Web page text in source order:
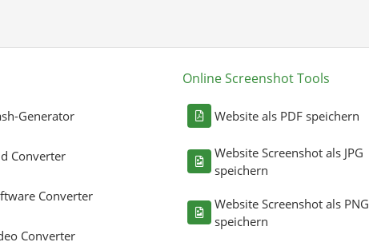
Generator
Converter
Converter
Converter
Online Screenshot Tools
Website als PDF speichern
Website Screenshot als JPG
speichern
Website Screenshot als PNG
speichern